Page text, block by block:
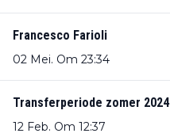
Francesco Farioli
02 Mei. Om 23:34
Transferperiode zomer 2024
12 Feb. Om 12:37